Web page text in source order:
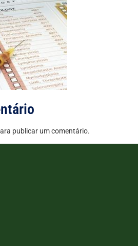
publicar um comentário.